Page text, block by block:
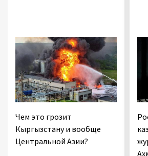
Чем это грозит
Кыргызстану и вообще
Центральной Азии?